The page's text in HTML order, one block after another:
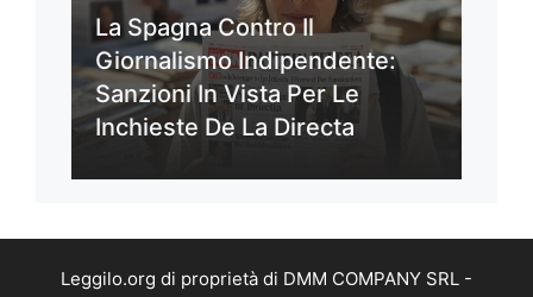
La Spagna Contro Il
Giornalismo Indipendente:
Sanzioni In Vista Per Le
Inchieste De La Directa
Leggilo.org di proprietà di DMM COMPANY SRL -